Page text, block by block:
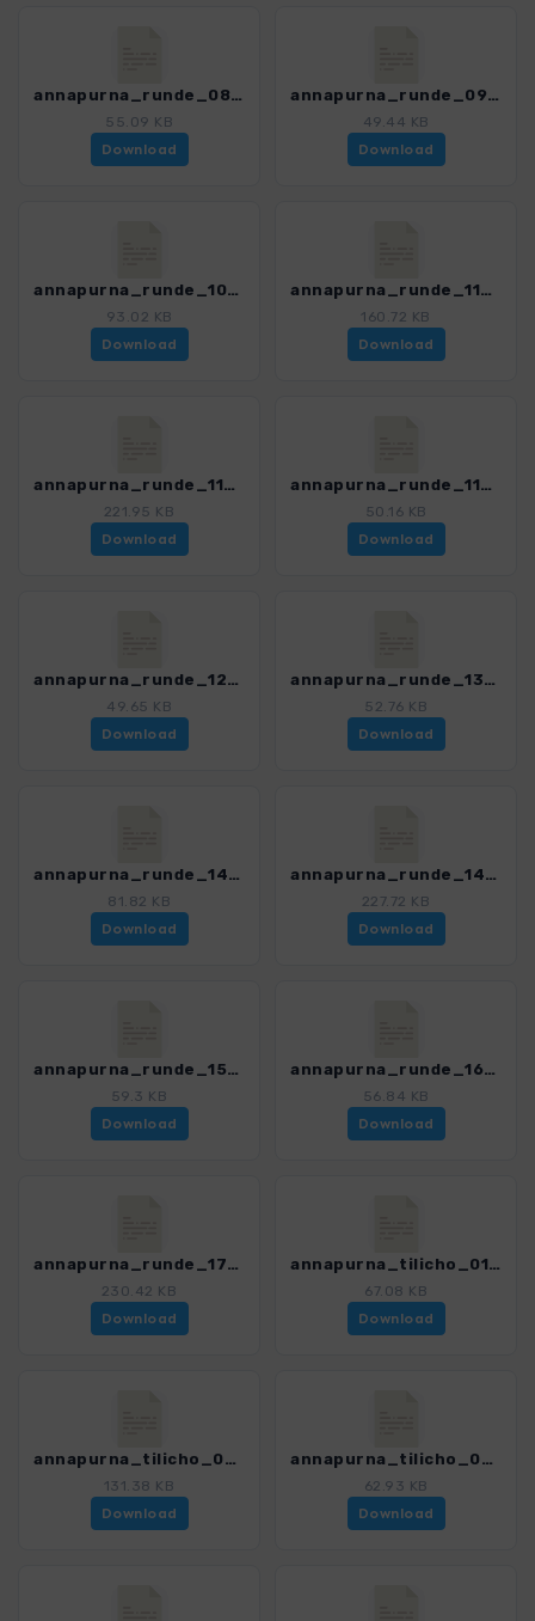
annapurna_runde_08_manang_yak_4394_4.gpx
55.09 KB
Download
annapurna_runde_09_yak_phedi_4394_4.gpx
49.44 KB
Download
annapurna_runde_10_phedi_highcamp_muktinath_4394_4.gpx
93.02 KB
Download
annapurna_runde_11V1_muktinath_dzong_kagbeni_4394_4.gpx
160.72 KB
Download
annapurna_runde_11V2_muktinath_lupra_jomsom_4394_4.gpx
221.95 KB
Download
annapurna_runde_11_muktinath_kagbeni_4394_4.gpx
50.16 KB
Download
annapurna_runde_12_kagbeni_marpha_4394_4.gpx
49.65 KB
Download
annapurna_runde_13_marpha_kalopani_4394_4.gpx
52.76 KB
Download
annapurna_runde_14V_kalopani_tatopani_4394_4.gpx
81.82 KB
Download
annapurna_runde_14_kalopani_tatopani_4394_4.gpx
227.72 KB
Download
annapurna_runde_15_tatopani_shikha_4394_4.gpx
59.3 KB
Download
annapurna_runde_16_shikha_ghorepani_4394_4.gpx
56.84 KB
Download
annapurna_runde_17_ghorepani_nayapul_4394_4.gpx
230.42 KB
Download
annapurna_tilicho_01_manang_khangsar_4394_4.gpx
67.08 KB
Download
annapurna_tilicho_02_khangsar_tbc_4394_4.gpx
131.38 KB
Download
annapurna_tilicho_03V_tbc_westufer_4394_4.gpx
62.93 KB
Download